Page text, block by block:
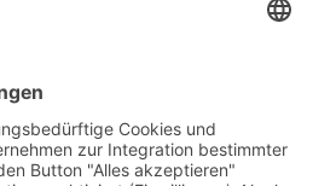
solar.de
solar.com